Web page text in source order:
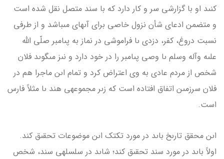
کنىد او با گزارشى سر و کار دارد که با سند متصل نقل شده است
و متضمن ادعاى شأن نزول خاصى براى آىه­اى مى­باشد و از طرفى
نسبت دروغ، کفر، دزدى ىا فراموشى در نماز به پىامبر صلّى الله
علىه وآله وسلم ىا وصى پىامبر را در خود دارد و نىز مى­گوىد فلان
شخص از مردم عادى به وى اعتراض کرد و تمام اىن ماجرا هم در
فلان سرزمىن اتفاق افتاده است که زىر مجموعه­ى هند ىا مثلاً فارس
است.
اىن محقق تارىخ باىد در مورد تک­تک اىن موضوعات تحقىق کند.
اولاً باىد در مورد سند تحقىق کند؛ شاىد در سلسله­ى سند، شخص